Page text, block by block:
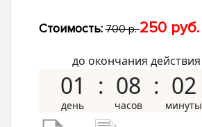
Стоимость: 700 р.250 руб.
до окончания действия
01 08 02